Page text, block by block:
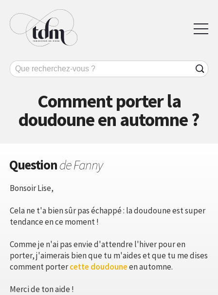
Comment porter la
doudoune en automne ?
Questionde Fanny
Bonsoir Lise,
Cela ne t'a bien sûr pas échappé : la doudoune est super
tendance en ce moment !
Comme je n'ai pas envie d'attendre l'hiver pour en
porter, j'aimerais bien que tu m'aides et que tu me dises
comment portercette doudouneen automne.
Merci de ton aide !